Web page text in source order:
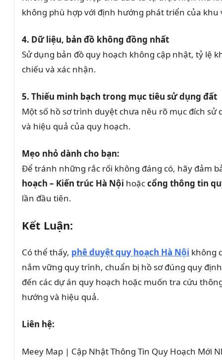
không phù hợp với định hướng phát triển của
4. Dữ liệu, bản đồ không đồng nhất
Sử dụng bản đồ quy hoạch không cập nhật, tỷ lệ
chiếu và xác nhận.
5. Thiếu minh bạch trong mục tiêu sử dụng đất
Một số hồ sơ trình duyệt chưa nêu rõ mục đích
và hiệu quả của quy hoạch.
Mẹo nhỏ dành cho bạn:
Để tránh những rắc rối không đáng có, hãy đảm
hoạch – Kiến trúc Hà Nội hoặccổng thông tin
lần đầu tiên.
Kết Luận:
Có thể thấy, phê duyệt quy hoạch Hà Nội không
nắm vững quy trình, chuẩn bị hồ sơ đúng quy
đến các dự án quy hoạch hoặc muốn tra cứu
hướng và hiệu quả.
Liên hệ:
Meey Map | Cập Nhật Thông Tin Quy Hoạch Mới